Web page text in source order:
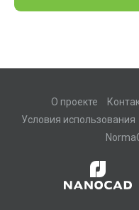
О проекте
Условия использования